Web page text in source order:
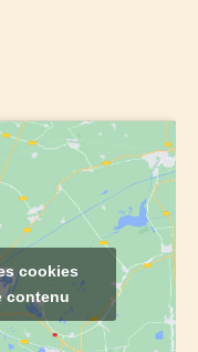
cookies
contenu